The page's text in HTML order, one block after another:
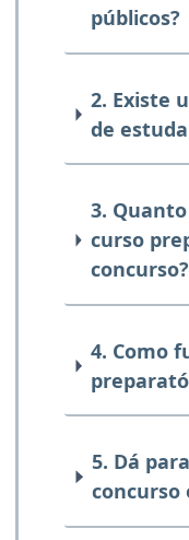
públicos?
2. Existe
de
3.
curso
concurso?
4. Como
5. Dá
concurso